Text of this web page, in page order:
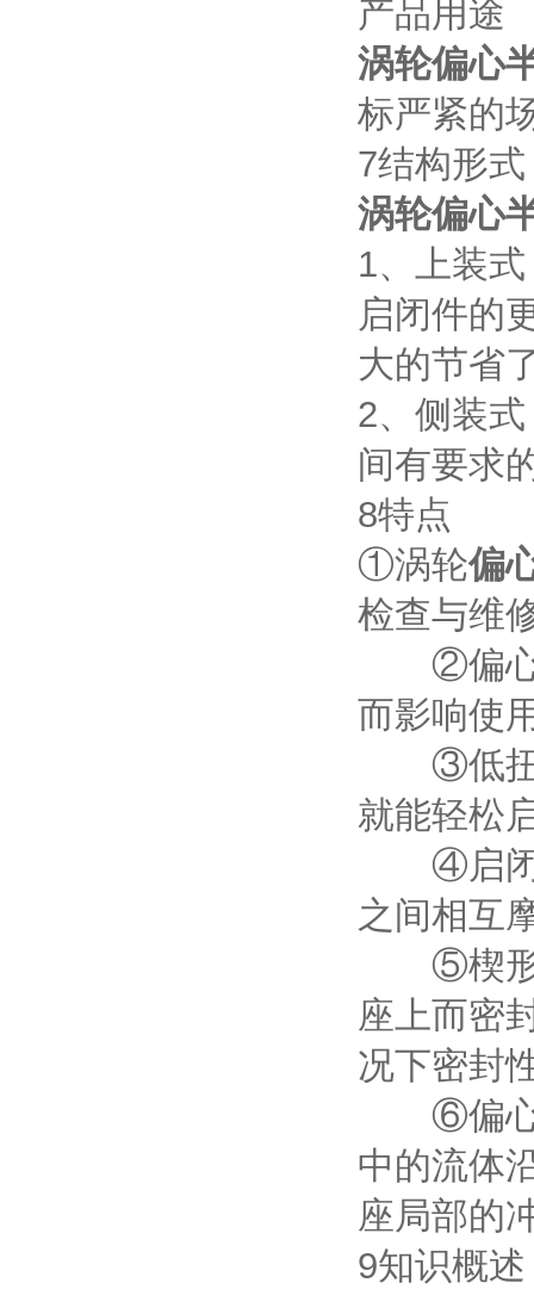
产品用途
涡轮偏心
标严紧的
7结构形式
涡轮偏心
1、上装
启闭件的
大的节省
2、侧装
间有要求
8特点
①涡轮偏
检查与维
②偏心半
而影响使
③低扭矩
就能轻松
④启闭无
之间相互
⑤楔形密
座上而密
况下密封
⑥偏心半
中的流体
座局部的
9知识概述